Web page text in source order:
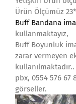
Ürün Ölçümüz
Buff Bandana
kullanmaktayız,
Buff Boyunluk
zarar vermeyen
pbx, 0554 576 67
görseller.